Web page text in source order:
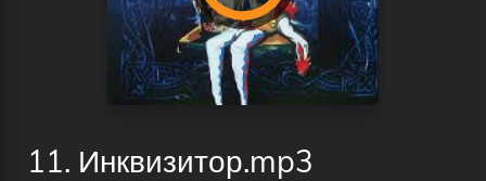
11. Инквизитор.mp3